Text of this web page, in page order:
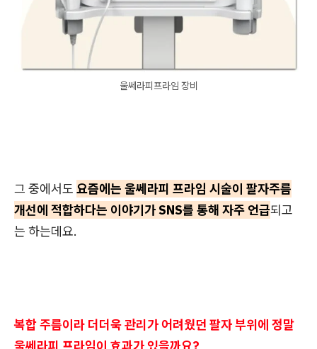
울쎄라피프라임 장비
그 중에서도 요즘에는 울쎄라피 프라임 시술이 팔자주름
개선에 적합하다는 이야기가 SNS를 통해 자주 언급되고
는 하는데요.
복합 주름이라 더더욱 관리가 어려웠던 팔자 부위에 정말